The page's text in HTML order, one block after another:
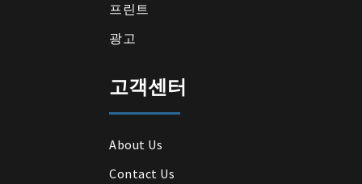
프린트
광고
고객센터
About Us
Contact Us